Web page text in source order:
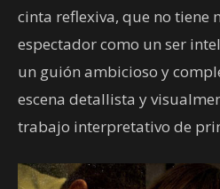
cinta reflexiva, que no tiene
espectador como un ser
un guión ambicioso y
escena detallista y
trabajo interpretativo de